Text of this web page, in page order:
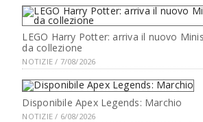
LEGO Harry Potter: arriva il nuovo
da collezione
NOTIZIE / 7/08/2026
Disponibile Apex Legends: Marchio
NOTIZIE / 6/08/2026